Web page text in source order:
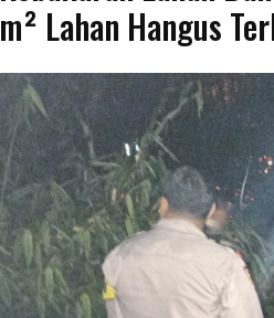
m² Lahan Hangus